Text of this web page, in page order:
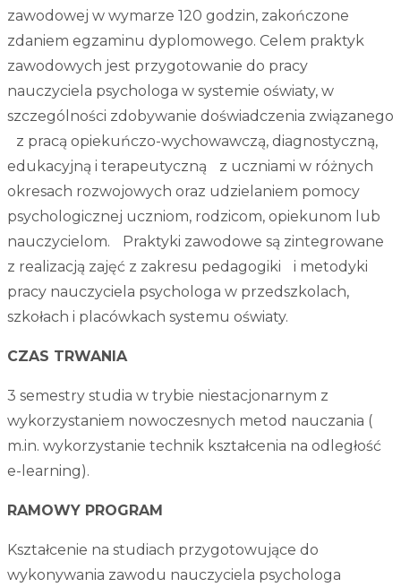
zawodowej w wymarze 120 godzin, zakończone
zdaniem egzaminu dyplomowego. Celem praktyk
zawodowych jest przygotowanie do pracy
nauczyciela psychologa w systemie oświaty, w
szczególności zdobywanie doświadczenia związanego
z pracą opiekuńczo-wychowawczą, diagnostyczną,
edukacyjną i terapeutyczną z uczniami w różnych
okresach rozwojowych oraz udzielaniem pomocy
psychologicznej uczniom, rodzicom, opiekunom lub
nauczycielom. Praktyki zawodowe są zintegrowane
z realizacją zajęć z zakresu pedagogiki i metodyki
pracy nauczyciela psychologa w przedszkolach,
szkołach i placówkach systemu oświaty.
CZAS TRWANIA
3 semestry studia w trybie niestacjonarnym z
wykorzystaniem nowoczesnych metod nauczania (
m.in. wykorzystanie technik kształcenia na odległość
e-learning).
RAMOWY PROGRAM
Kształcenie na studiach przygotowujące do
wykonywania zawodu nauczyciela psychologa